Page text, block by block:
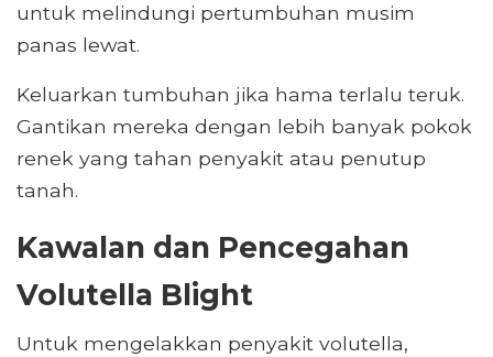
untuk melindungi pertumbuhan musim
panas lewat.
Keluarkan tumbuhan jika hama terlalu teruk.
Gantikan mereka dengan lebih banyak pokok
renek yang tahan penyakit atau penutup
tanah.
Kawalan dan Pencegahan
Volutella Blight
Untuk mengelakkan penyakit volutella,